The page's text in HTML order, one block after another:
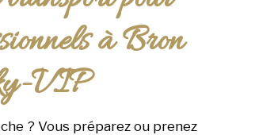
à Bron
VIP
? Vous préparez ou prenez